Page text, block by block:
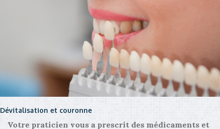
Dévitalisation et couronne
Votre praticien vous a prescrit des médicaments et